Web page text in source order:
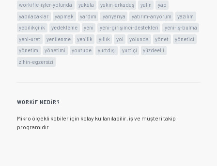
workifle-işler-yolunda
yakala yakın-arkadaş yalın
yap
yapılacaklar
yapmak yardım yarıyarıya yatırım-arıyorum
yazılım
yebilikçilik
yedekleme yeni yeni-girişimci-destekleri
yeni-iş-bulma
yeni-uret
yenilenme yenilik yıllık yol yolunda yönet
yönetici
yönetim
yönetimi youtube yurtdışı yurtiçi
yüzdeelli
zihin-egzersizi
WORKIF NEDIR?
Mikro ölçekli kobiler için kolay kullanılabilir, iş ve müşteri takip
programıdır.